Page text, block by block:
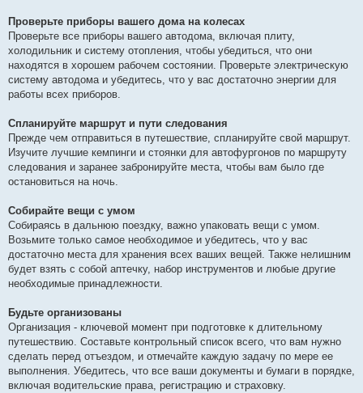
Проверьте приборы вашего дома на колесах
Проверьте все приборы вашего автодома, включая плиту,
холодильник и систему отопления, чтобы убедиться, что они
находятся в хорошем рабочем состоянии. Проверьте электрическую
систему автодома и убедитесь, что у вас достаточно энергии для
работы всех приборов.
Спланируйте маршрут и пути следования
Прежде чем отправиться в путешествие, спланируйте свой маршрут.
Изучите лучшие кемпинги и стоянки для автофургонов по маршруту
следования и заранее забронируйте места, чтобы вам было где
остановиться на ночь.
Собирайте вещи с умом
Собираясь в дальнюю поездку, важно упаковать вещи с умом.
Возьмите только самое необходимое и убедитесь, что у вас
достаточно места для хранения всех ваших вещей. Также нелишним
будет взять с собой аптечку, набор инструментов и любые другие
необходимые принадлежности.
Будьте организованы
Организация - ключевой момент при подготовке к длительному
путешествию. Составьте контрольный список всего, что вам нужно
сделать перед отъездом, и отмечайте каждую задачу по мере ее
выполнения. Убедитесь, что все ваши документы и бумаги в порядке,
включая водительские права, регистрацию и страховку.